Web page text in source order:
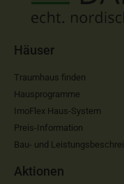
Häuser
Traumhaus finden
Hausprogramme
ImoFlex Haus-System
Preis-Information
Bau- und
Aktionen